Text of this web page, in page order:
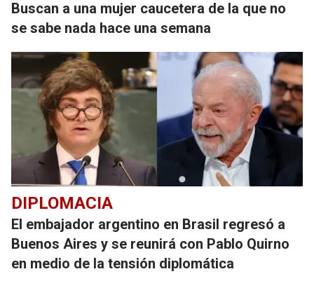
Buscan a una mujer caucetera de la que no
se sabe nada hace una semana
DIPLOMACIA
El embajador argentino en Brasil regresó a
Buenos Aires y se reunirá con Pablo Quirno
en medio de la tensión diplomática